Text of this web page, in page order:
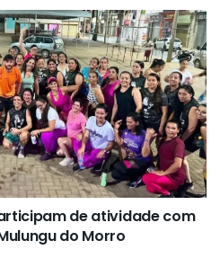
de atividade com
do Morro